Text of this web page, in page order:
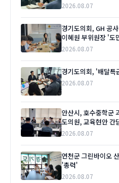
2026.08.07
경기도의회, GH 공
이혜원 부위원장 '도
2026.08.07
경기도의회, '배달특
2026.08.07
안산시, 호수중학군
도의원, 교육현안 간
2026.08.07
연천군 그린바이오
'총력'
2026.08.07